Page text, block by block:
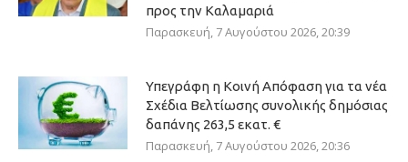
προς την Καλαμαριά
Παρασκευή, 7 Αυγούστου 2026, 20:39
Υπεγράφη η Κοινή Απόφαση για τα νέα
Σχέδια Βελτίωσης συνολικής δημόσιας
δαπάνης 263,5 εκατ. €
Παρασκευή, 7 Αυγούστου 2026, 20:36